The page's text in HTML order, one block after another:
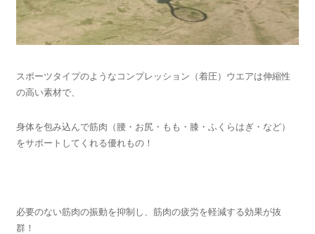
スポーツタイプのようなコンプレッション（着圧）ウエアは伸縮性
の高い素材で、
身体を包み込んで筋肉（腰・お尻・もも・膝・ふくらはぎ・など）
をサポートしてくれる優れもの！
必要のない筋肉の振動を抑制し、筋肉の疲労を軽減する効果が抜
群！